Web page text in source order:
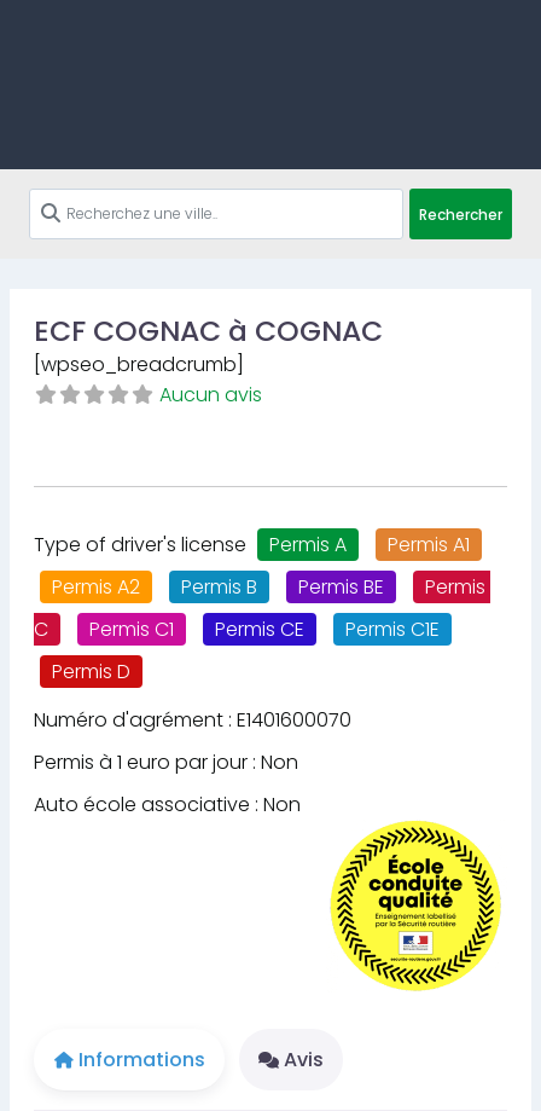
Rechercher
ECF COGNAC à COGNAC
[wpseo_breadcrumb]
Aucun avis
Type of driver's license Permis A
Permis A1
Permis A2
Permis B Permis BE
Permis
C
Permis C1 Permis CE
Permis C1E
Permis D
Numéro d'agrément : E1401600070
Permis à 1 euro par jour : Non
Auto école associative : Non
Informations Avis